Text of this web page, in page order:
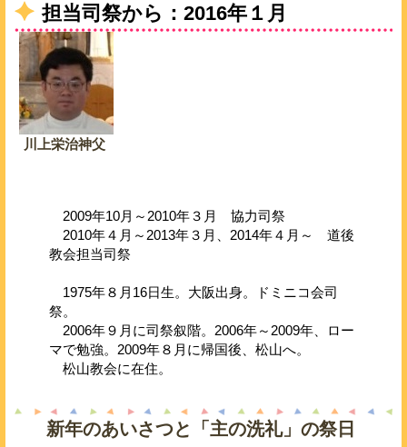
担当司祭から：2016年１月
川上栄治神父
2009年10月～2010年３月 協力司祭
2010年４月～2013年３月、2014年４月～ 道後
教会担当司祭
1975年８月16日生。大阪出身。ドミニコ会司
祭。
2006年９月に司祭叙階。2006年～2009年、ロー
マで勉強。2009年８月に帰国後、松山へ。
松山教会に在住。
新年のあいさつと「主の洗礼」の祭日